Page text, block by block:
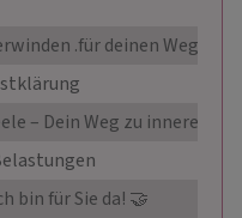
.für deinen Weg in d
– Dein Weg zu innerem
bin für Sie da! 🤝